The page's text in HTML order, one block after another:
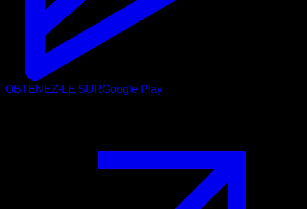
OBTENEZ-LE SURGoogle Play